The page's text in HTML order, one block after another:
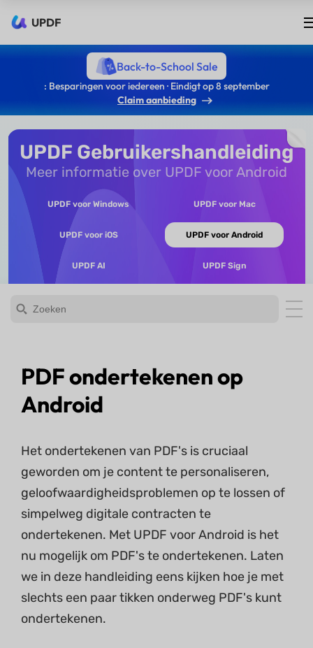
UPDF
Back-to-School Sale
: Besparingen voor iedereen · Eindigt op 8 september
Claim aanbieding
UPDF Gebruikershandleiding
Meer informatie over UPDF voor Android
UPDF voor Windows UPDF voor Mac
UPDF voor iOS UPDF voor Android
UPDF AI UPDF Sign
PDF ondertekenen op
Android
Het ondertekenen van PDF's is cruciaal
geworden om je content te personaliseren,
geloofwaardigheidsproblemen op te lossen of
simpelweg digitale contracten te
ondertekenen. Met UPDF voor Android is het
nu mogelijk om PDF's te ondertekenen. Laten
we in deze handleiding eens kijken hoe je met
slechts een paar tikken onderweg PDF's kunt
ondertekenen.